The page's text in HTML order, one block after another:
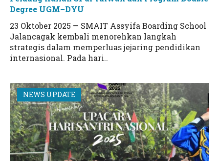
Degree UGM–DYU
23 Oktober 2025 — SMAIT Assyifa Boarding School
Jalancagak kembali menorehkan langkah
strategis dalam memperluas jejaring pendidikan
internasional. Pada hari..
NEWS UPDATE